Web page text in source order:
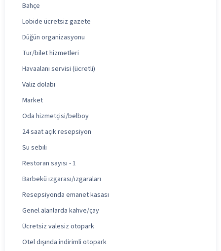
Bahçe
Lobide ücretsiz gazete
Düğün organizasyonu
Tur/bilet hizmetleri
Havaalanı servisi (ücretli)
Valiz dolabı
Market
Oda hizmetçisi/belboy
24 saat açık resepsiyon
Su sebili
Restoran sayısı - 1
Barbekü ızgarası/ızgaraları
Resepsiyonda emanet kasası
Genel alanlarda kahve/çay
Ücretsiz valesiz otopark
Otel dışında indirimli otopark